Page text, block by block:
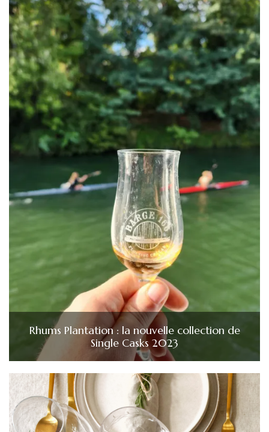
Rhums Plantation : la nouvelle collection de
Single Casks 2023